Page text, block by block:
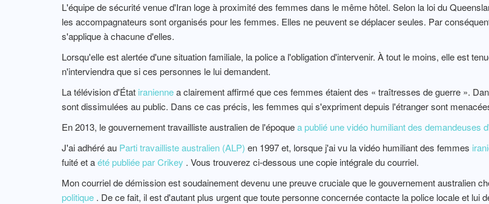
L'équipe de sécurité venue d'Iran loge à proximité des femmes dans le même hôtel. Selon la loi du
les accompagnateurs sont organisés pour les femmes. Elles ne peuvent se déplacer seules. Par
s'applique à chacune d'elles.
Lorsqu'elle est alertée d'une situation familiale, la police a l'obligation d'intervenir. À tout le moins, elle est
n'interviendra que si ces personnes le lui demandent.
La télévision d'État iraniennea clairement affirmé que ces femmes étaient des « traîtresses de guerre ».
sont dissimulées au public. Dans ce cas précis, les femmes qui s'expriment depuis l'étranger sont
En 2013, le gouvernement travailliste australien de l'époquea publié une vidéo humiliant des demandeuses
J'ai adhéré au Parti travailliste australien (ALP) en 1997 et, lorsque j'ai vu la vidéo humiliant des femmes
fuité et aété publiée par Crikey . Vous trouverez ci-dessous une copie intégrale du courriel.
Mon courriel de démission est soudainement devenu une preuve cruciale que le gouvernement australien
politique . De ce fait, il est d'autant plus urgent que toute personne concernée contacte la police locale et lui